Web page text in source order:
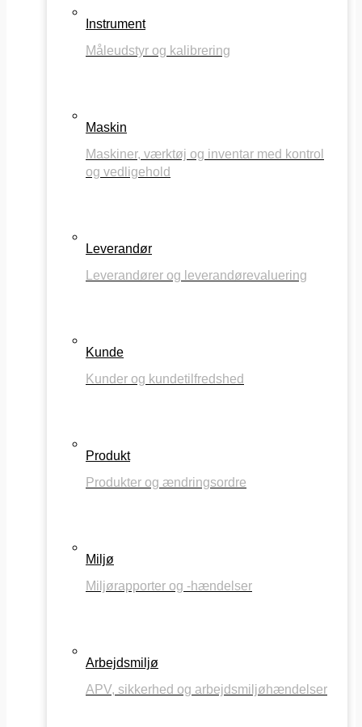
Instrument
Måleudstyr og kalibrering
Maskin
Maskiner, værktøj og inventar med kontrol
og vedligehold
Leverandør
Leverandører og leverandørevaluering
Kunde
Kunder og kundetilfredshed
Produkt
Produkter og ændringsordre
Miljø
Miljørapporter og -hændelser
Arbejdsmiljø
APV, sikkerhed og arbejdsmiljøhændelser